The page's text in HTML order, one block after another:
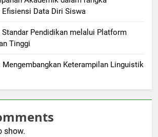
Data Diri Siswa
Pendidikan melalui Platform
Tinggi
Mengembangkan Keterampilan Linguistik
show.